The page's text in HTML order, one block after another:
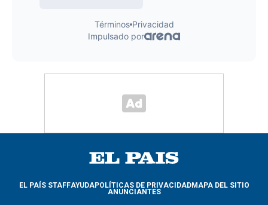
EL PAÍS STAFFAYUDAPOLÍTICAS DE PRIVACIDADMAPA DEL SITIO
ANUNCIANTES